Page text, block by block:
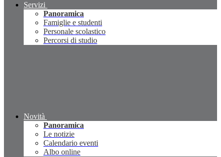
Servizi
Panoramica
Famiglie e studenti
Personale scolastico
Percorsi di studio
Novità
Panoramica
Le notizie
Calendario eventi
Albo online